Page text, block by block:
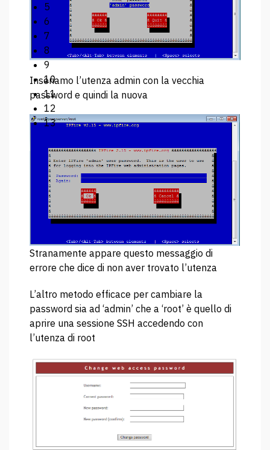
5
6
7
8
9
10
11
12
13
Inseriamo l’utenza admin con la vecchia
password e quindi la nuova
Stranamente appare questo messaggio di
errore che dice di non aver trovato l’utenza
L’altro metodo efficace per cambiare la
password sia ad ‘admin’ che a ‘root’ è quello di
aprire una sessione SSH accedendo con
l’utenza di root